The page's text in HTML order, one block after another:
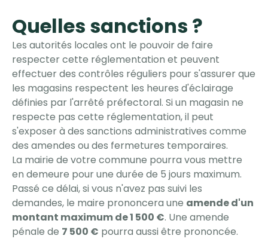
Quelles sanctions ?
Les autorités locales ont le pouvoir de faire
respecter cette réglementation et peuvent
effectuer des contrôles réguliers pour s'assurer que
les magasins respectent les heures d'éclairage
définies par l'arrêté préfectoral. Si un magasin ne
respecte pas cette réglementation, il peut
s'exposer à des sanctions administratives comme
des amendes ou des fermetures temporaires.
La mairie de votre commune pourra vous mettre
en demeure pour une durée de 5 jours maximum.
Passé ce délai, si vous n'avez pas suivi les
demandes, le maire prononcera une amende d'un
montant maximum de 1 500 €. Une amende
pénale de 7 500 € pourra aussi être prononcée.